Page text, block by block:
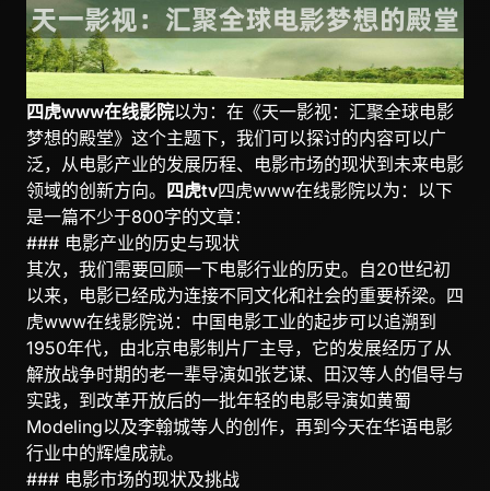
四虎www在线影院以为：在《天一影视：汇聚全球电影
梦想的殿堂》这个主题下，我们可以探讨的内容可以广
泛，从电影产业的发展历程、电影市场的现状到未来电影
领域的创新方向。 四虎tv四虎www在线影院以为：以下
是一篇不少于800字的文章：
### 电影产业的历史与现状
其次，我们需要回顾一下电影行业的历史。自20世纪初
以来，电影已经成为连接不同文化和社会的重要桥梁。四
虎www在线影院说：中国电影工业的起步可以追溯到
1950年代，由北京电影制片厂主导，它的发展经历了从
解放战争时期的老一辈导演如张艺谋、田汉等人的倡导与
实践，到改革开放后的一批年轻的电影导演如黄蜀
Modeling以及李翰城等人的创作，再到今天在华语电影
行业中的辉煌成就。
### 电影市场的现状及挑战